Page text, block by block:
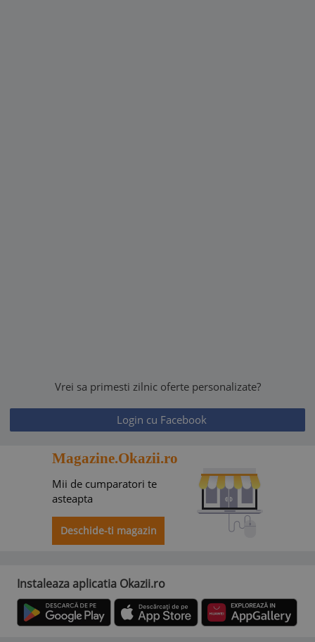
Vrei sa primesti zilnic oferte personalizate?
Login cu Facebook
Magazine.Okazii.ro
Mii de cumparatori te
asteapta
Deschide-ti magazin
Instaleaza aplicatia Okazii.ro